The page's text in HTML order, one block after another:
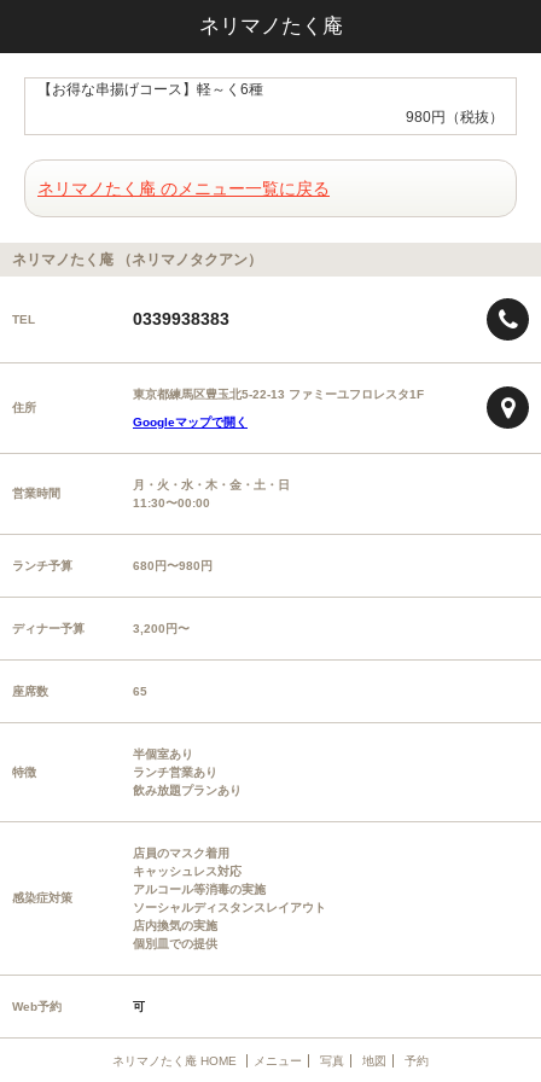
ネリマノたく庵
【お得な串揚げコース】軽～く6種
980円（税抜）
ネリマノたく庵 のメニュー一覧に戻る
ネリマノたく庵 （ネリマノタクアン）
TEL 0339938383
住所
東京都練馬区豊玉北5-22-13 ファミーユフロレスタ1F
Googleマップで開く
営業時間
月・火・水・木・金・土・日
11:30〜00:00
ランチ予算 680円〜980円
ディナー予算 3,200円〜
座席数 65
特徴
半個室あり
ランチ営業あり
飲み放題プランあり
感染症対策
店員のマスク着用
キャッシュレス対応
アルコール等消毒の実施
ソーシャルディスタンスレイアウト
店内換気の実施
個別皿での提供
Web予約 可
ネリマノたく庵 HOME メニュー 写真 地図 予約